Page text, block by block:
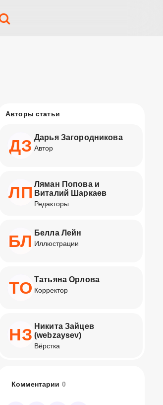
Авторы статьи
ДЗ Дарья Загородникова
Автор
ЛП Ляман Попова и
Виталий Шаркаев
Редакторы
БЛ Белла Лейн
Иллюстрации
ТО Татьяна Орлова
Корректор
НЗ Никита Зайцев
(webzaysev)
Вёрстка
Комментарии 0